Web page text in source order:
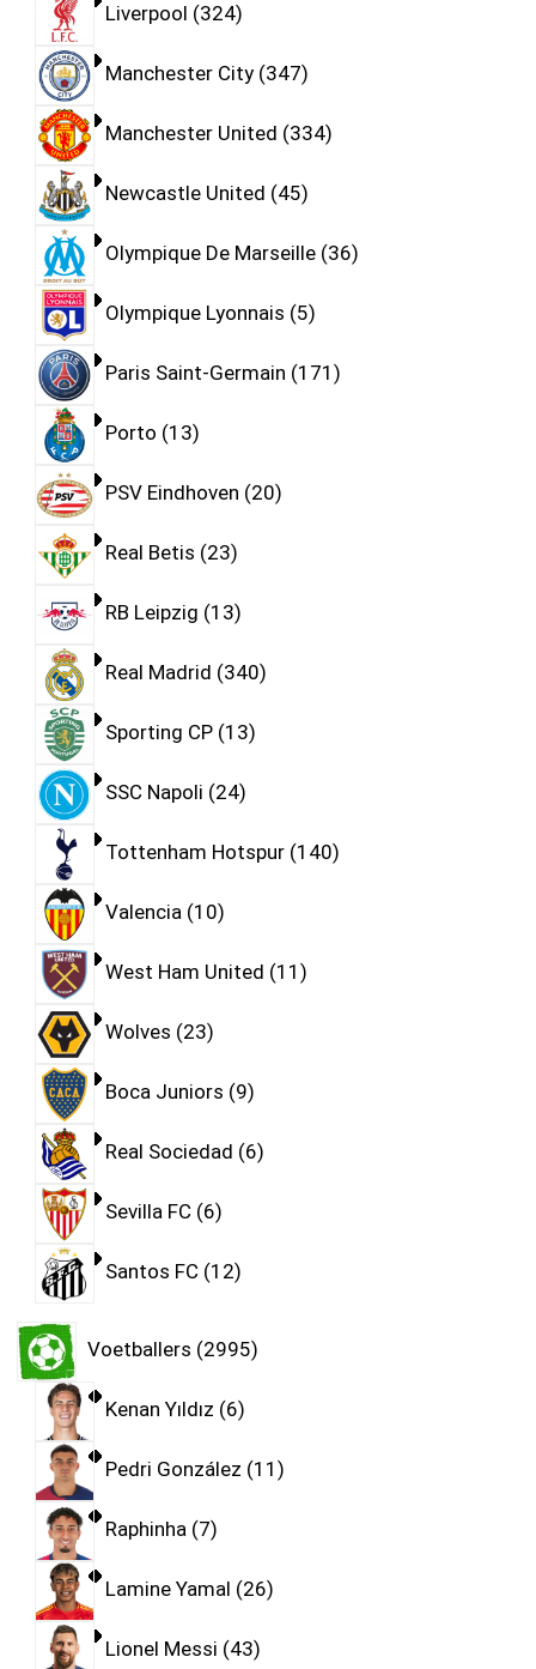
Liverpool 324
Manchester City 347
Manchester United 334
Newcastle United 45
Olympique De Marseille 36
Olympique Lyonnais 5
Paris Saint-Germain 171
Porto 13
PSV Eindhoven 20
Real Betis 23
RB Leipzig 13
Real Madrid 340
Sporting CP 13
SSC Napoli 24
Tottenham Hotspur 140
Valencia 10
West Ham United 11
Wolves 23
Boca Juniors 9
Real Sociedad 6
Sevilla FC 6
Santos FC 12
Voetballers 2995
Kenan Yıldız 6
Pedri González 11
Raphinha 7
Lamine Yamal 26
Lionel Messi 43